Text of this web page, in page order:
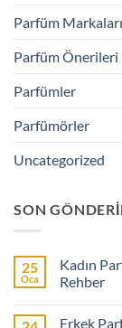
Parfüm Markaları
Parfüm Önerileri
Parfümler
Parfümörler
Uncategorized
SON
25
Oca
Kadın
Rehber
Kadın
Erkek